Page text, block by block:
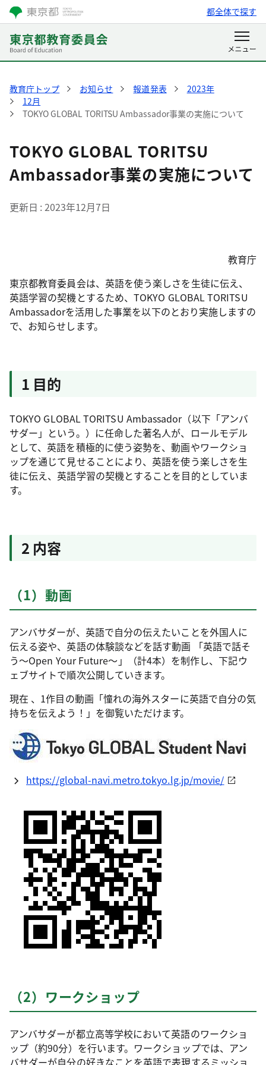
都全体で探す
教育庁トップ お知らせ 報道発表
2023年
12月
TOKYO GLOBAL TORITSU Ambassador事業の実施について
TOKYO GLOBAL TORITSU
Ambassador事業の実施について
更新日 2023年12月7日
教育庁
東京都教育委員会は、英語を使う楽しさを生徒に伝え、
英語学習の契機とするため、TOKYO GLOBAL TORITSU
Ambassadorを活用した事業を以下のとおり実施しますの
で、お知らせします。
1 目的
TOKYO GLOBAL TORITSU Ambassador（以下「アンバ
サダー」という。）に任命した著名人が、ロールモデル
として、英語を積極的に使う姿勢を、動画やワークショ
ップを通じて見せることにより、英語を使う楽しさを生
徒に伝え、英語学習の契機とすることを目的としていま
す。
2 内容
（1）動画
アンバサダーが、英語で自分の伝えたいことを外国人に
伝える姿や、英語の体験談などを話す動画 「英語で話そ
う～Open Your Future～」（計4本）を制作し、下記ウ
ェブサイトで順次公開していきます。
現在 、1作目の動画「憧れの海外スターに英語で自分の気
持ちを伝えよう！」を御覧いただけます。
https://global-navi.metro.tokyo.lg.jp/movie/
（2）ワークショップ
アンバサダーが都立高等学校において英語のワークショ
ップ（約90分）を行います。ワークショップでは、アン
バサダーが自分の好きなことを英語で表現するミッショ